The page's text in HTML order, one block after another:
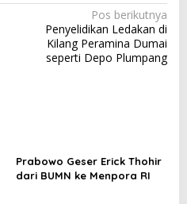
Pos berikutnya
Penyelidikan Ledakan di
Kilang Peramina Dumai
seperti Depo Plumpang
Prabowo Geser Erick Thohir
dari BUMN ke Menpora RI